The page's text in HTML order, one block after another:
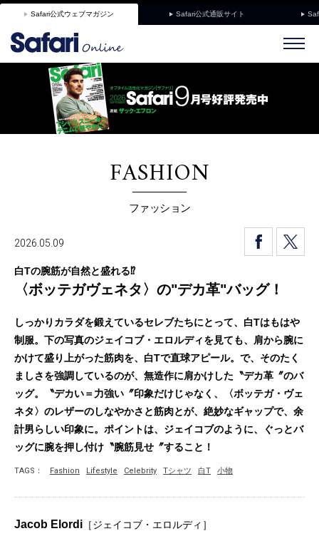
Safari公式ウェブマガジン Safari公式通販サイト
FASHION
ファッション
2026.05.09
白Tの腕筋が自然と盛れる⁉︎
〈ボッテガヴェネタ〉の"デカ革"バッグ！
しっかりカラダを鍛えているセレブたちにとって、白Tはもはや
制服。下の写真のジェイコブ・エロルディを見ても、肩から腕に
かけて盛り上がった筋肉を、白Tで直球アピール。で、そのたく
ましさを強調しているのが、無造作に肩かけした〝デカ革〞のバ
ッグ。〝デカい＝力強い〞印象だけじゃなく、〈ボッテガ・ヴェ
ネタ〉のレザーのしなやかさと筋肉とが、絶妙なギャップで、余
計男らしい印象に。ポイントは、ジェイコブのように、ぐっとバ
ッグに腕を押し付け〝腕筋見せ〞すること！
TAGS： Fashion Lifestyle Celebrity Tシャツ 白T 小物
Jacob Elordi ［ジェイコブ・エロルディ］